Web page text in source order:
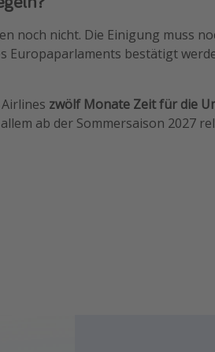
noch nicht. Die Einigung muss
Europaparlaments bestätigt
zwölf Monate Zeit für die
ab der Sommersaison 2027